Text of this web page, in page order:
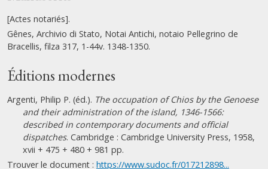
[Actes notariés].
Gênes, Archivio di Stato, Notai Antichi, notaio Pellegrino de
Bracellis, filza 317, 1-44v. 1348-1350.
Éditions modernes
Argenti, Philip P. (éd.). The occupation of Chios by the Genoese
and their administration of the island, 1346-1566:
described in contemporary documents and official
dispatches. Cambridge : Cambridge University Press, 1958,
xvii + 475 + 480 + 981 pp.
Trouver le document : https://www.sudoc.fr/017212898...